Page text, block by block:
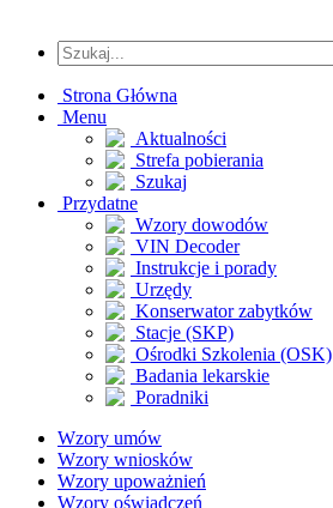
Strona Główna
Menu
Aktualności
Strefa pobierania
Szukaj
Przydatne
Wzory dowodów
VIN Decoder
Instrukcje i porady
Urzędy
Konserwator zabytków
Stacje (SKP)
Ośrodki Szkolenia (OSK)
Badania lekarskie
Poradniki
Wzory umów
Wzory wniosków
Wzory upoważnień
Wzory oświadczeń